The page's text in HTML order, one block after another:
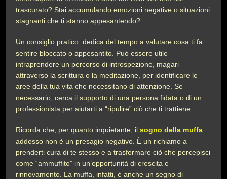
trascurato? Stai accumulando emozioni negative o situazioni
stagnanti che ti stanno appesantendo?
Un consiglio pratico: dedica del tempo a valutare cosa ti fa
sentire bloccato o appesantito. Può essere utile
intraprendere un percorso di introspezione, magari
attraverso la scrittura o la meditazione, per identificare le
aree della tua vita che necessitano di attenzione. Se
necessario, cerca il supporto di una persona fidata o di un
professionista per aiutarti a “ripulire” ciò che ti trattiene.
Ricorda che, per quanto inquietante, ilsogno della muffa
addosso non è un presagio negativo. È un richiamo a
prenderti cura di te stesso e a trasformare ciò che percepisci
come “ammuffito” in un’opportunità di crescita e
rinnovamento. La muffa, infatti, è anche un segno di